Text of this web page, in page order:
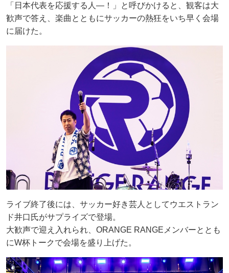
「日本代表を応援する人―！」と呼びかけると、観客は大
歓声で答え、楽曲とともにサッカーの熱狂をいち早く会場
に届けた。
ライブ終了後には、サッカー好き芸人としてウエストラン
ド井口氏がサプライズで登場。
大歓声で迎え入れられ、ORANGE RANGEメンバーととも
にW杯トークで会場を盛り上げた。